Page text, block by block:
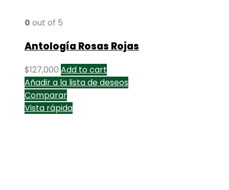
0 out of 5
Antología Rosas Rojas
$127,000 Add to cart
Añadir a la lista de deseos
Comparar
Vista rápida